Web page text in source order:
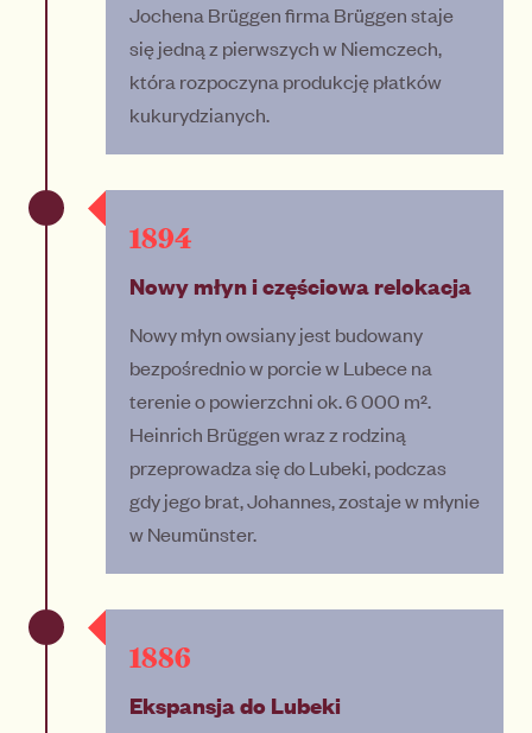
Jochena Brüggen firma Brüggen staje
się jedną z pierwszych w Niemczech,
która rozpoczyna produkcję płatków
kukurydzianych.
1894
Nowy młyn i częściowa relokacja
Nowy młyn owsiany jest budowany
bezpośrednio w porcie w Lubece na
terenie o powierzchni ok. 6 000 m².
Heinrich Brüggen wraz z rodziną
przeprowadza się do Lubeki, podczas
gdy jego brat, Johannes, zostaje w młynie
w Neumünster.
1886
Ekspansja do Lubeki